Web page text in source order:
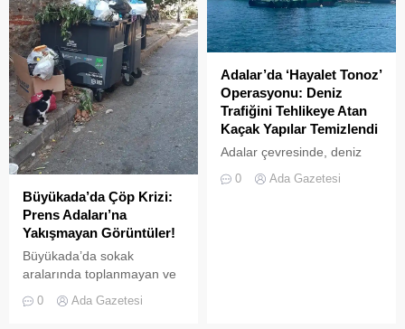
Sülün Üretim İstasyonu’nda
yetiştirilen yüzlerce sülün,
Temmuz 2026’da
Büyükada’nın ormanlık
alanlarında doğal yaşama
bırakıldı. Projenin temel
amacı, hem sülün
popülasyonunu...
önüne serdi. Adalar’da
UKOME (Ulaşım
Koordinasyon Merkezi)
ticari amaçlı elektrikli bisiklet
ve scooter kiralama
faaliyetleri yasaklanmış
durumda....
Büyükada’da Çöp Krizi:
Prens Adaları’na
Yakışmayan Görüntüler!
Büyükada’da sokak
aralarında toplanmayan ve
tepkisine neden
0 Ada Gazetesi
Adalar’da ‘Hayalet Tonoz’
Operasyonu: Deniz
Trafiğini Tehlikeye Atan
Kaçak Yapılar Temizlendi
Adalar çevresinde, deniz
çevre kirliliğine neden olan
0 Ada Gazetesi